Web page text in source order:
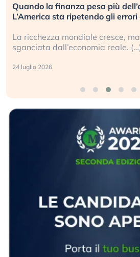
Quando la finanza pesa più
L’America sta ripetendo gli
La ricchezza mondiale cresce,
sganciata dall’economia reale.
24 luglio 2026